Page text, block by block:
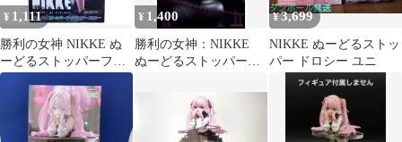
¥ 1,111
勝利の女神 NIKKE ぬ
ーどるストッパーフィ
ギュア -ユニ- フィギュ
¥ 1,400
勝利の女神：NIKKE
ぬーどるストッパーフ
¥3,699
NIKKE ぬーどるストッ
パー ドロシー ユニ